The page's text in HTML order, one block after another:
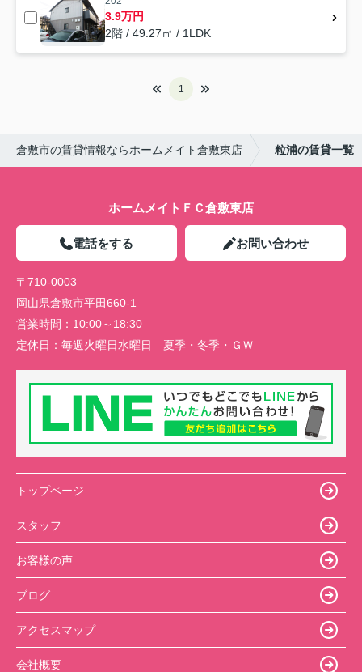
3.9万円
2階 / 49.27㎡ / 1LDK
1
倉敷市の賃貸情報ならホームメイト倉敷東店 粒浦の賃貸一覧
ホームメイトＦＣ倉敷東店
電話をする お問い合わせ
〒710-0003
岡山県倉敷市平田660-1
営業時間： 10:00～18:30
定休日： 毎週火曜日水曜日 夏季・冬季・ＧＷ
トップページ
スタッフ
お客様の声
ブログ
アクセスマップ
会社概要